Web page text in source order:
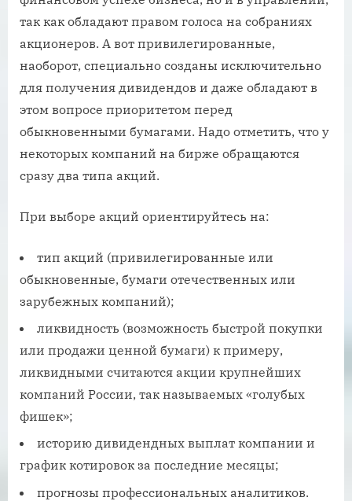
так как обладают правом голоса на собраниях
акционеров. А вот привилегированные,
наоборот, специально созданы исключительно
для получения дивидендов и даже обладают в
этом вопросе приоритетом перед
обыкновенными бумагами. Надо отметить, что у
некоторых компаний на бирже обращаются
сразу два типа акций.
При выборе акций ориентируйтесь на:
тип акций (привилегированные или
обыкновенные, бумаги отечественных или
зарубежных компаний);
ликвидность (возможность быстрой покупки
или продажи ценной бумаги) к примеру,
ликвидными считаются акции крупнейших
компаний России, так называемых «голубых
фишек»;
историю дивидендных выплат компании и
график котировок за последние месяцы;
прогнозы профессиональных аналитиков.